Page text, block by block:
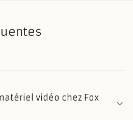
vidéo chez Fox